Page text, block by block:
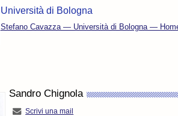
Università di Bologna
Stefano Cavazza — Università di Bologna —
Sandro Chignola
Scrivi una mail